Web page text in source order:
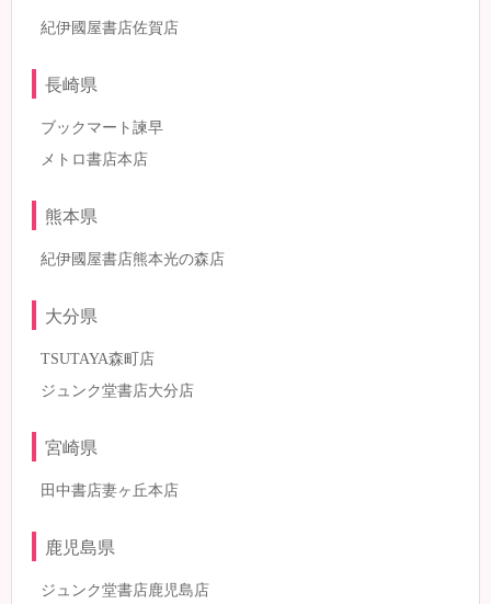
紀伊國屋書店佐賀店
長崎県
ブックマート諫早
メトロ書店本店
熊本県
紀伊國屋書店熊本光の森店
大分県
TSUTAYA森町店
ジュンク堂書店大分店
宮崎県
田中書店妻ヶ丘本店
鹿児島県
ジュンク堂書店鹿児島店